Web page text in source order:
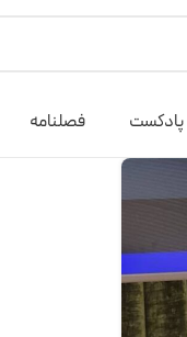
پادکست فصلنامه